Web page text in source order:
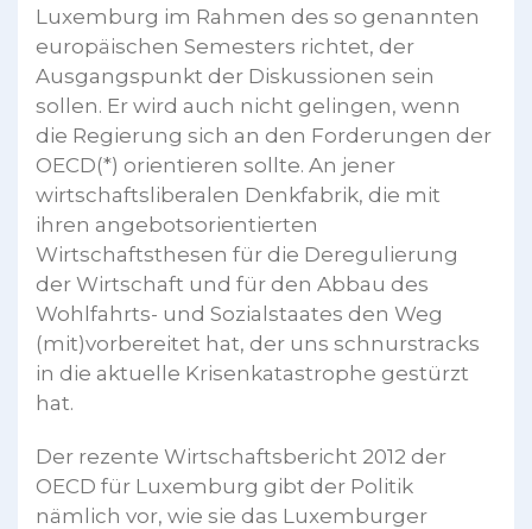
Luxemburg im Rahmen des so genannten
europäischen Semesters richtet, der
Ausgangspunkt der Diskussionen sein
sollen. Er wird auch nicht gelingen, wenn
die Regierung sich an den Forderungen der
OECD(*) orientieren sollte. An jener
wirtschaftsliberalen Denkfabrik, die mit
ihren angebotsorientierten
Wirtschaftsthesen für die Deregulierung
der Wirtschaft und für den Abbau des
Wohlfahrts- und Sozialstaates den Weg
(mit)vorbereitet hat, der uns schnurstracks
in die aktuelle Krisenkatastrophe gestürzt
hat.
Der rezente Wirtschaftsbericht 2012 der
OECD für Luxemburg gibt der Politik
nämlich vor, wie sie das Luxemburger